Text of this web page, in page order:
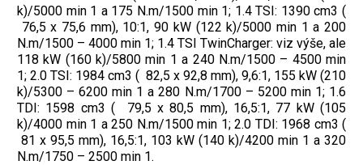
k)/5000 min 1 a 175 N.m/1500 min 1; 1.4 TSI: 1390 cm3 (
76,5 x 75,6 mm), 10:1, 90 kW (122 k)/5000 min 1 a 200
N.m/1500 – 4000 min 1; 1.4 TSI TwinCharger: viz výše, ale
118 kW (160 k)/5800 min 1 a 240 N.m/1500 – 4500 min
1; 2.0 TSI: 1984 cm3 ( 82,5 x 92,8 mm), 9,6:1, 155 kW (210
k)/5300 – 6200 min 1 a 280 N.m/1700 – 5200 min 1; 1.6
TDI: 1598 cm3 ( 79,5 x 80,5 mm), 16,5:1, 77 kW (105
k)/4000 min 1 a 250 N.m/1500 min 1; 2.0 TDI: 1968 cm3 (
81 x 95,5 mm), 16,5:1, 103 kW (140 k)/4200 min 1 a 320
N.m/1750 – 2500 min 1.